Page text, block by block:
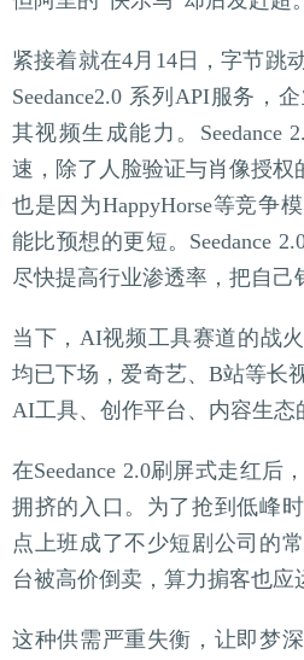
紧接着就在4月14日，字节跳
Seedance2.0 系列API服务，
其视频生成能力。Seedance
速，除了人脸验证与肖像授权
也是因为HappyHorse等竞争
能比预想的更短。Seedance
尽快提高行业渗透率，把自己
当下，AI视频工具赛道的战
均已下场，爱奇艺、B站等长
AI工具、创作平台、内容生态
在Seedance 2.0刷屏式走红后
拥挤的入口。为了抢到低峰
点上班成了不少短剧公司的
台被高价倒卖，算力掮客也应
这种供需严重失衡，让即梦